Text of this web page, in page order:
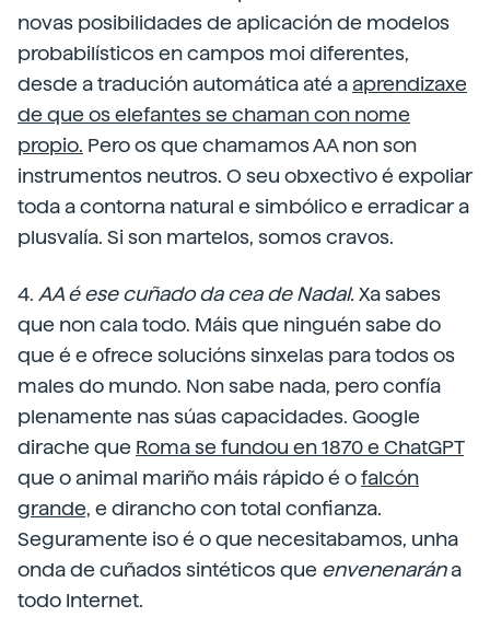
novas posibilidades de aplicación de modelos
probabilísticos en campos moi diferentes,
desde a tradución automática até a aprendizaxe
de que os elefantes se chaman con nome
propio. Pero os que chamamos AA non son
instrumentos neutros. O seu obxectivo é expoliar
toda a contorna natural e simbólico e erradicar a
plusvalía. Si son martelos, somos cravos.
4. AA é ese cuñado da cea de Nadal.Xa sabes
que non cala todo. Máis que ninguén sabe do
que é e ofrece solucións sinxelas para todos os
males do mundo. Non sabe nada, pero confía
plenamente nas súas capacidades. Google
dirache que Roma se fundou en 1870 e ChatGPT
que o animal mariño máis rápido é ofalcón
grande, e dirancho con total confianza.
Seguramente iso é o que necesitabamos, unha
onda de cuñados sintéticos que envenenarána
todo Internet.